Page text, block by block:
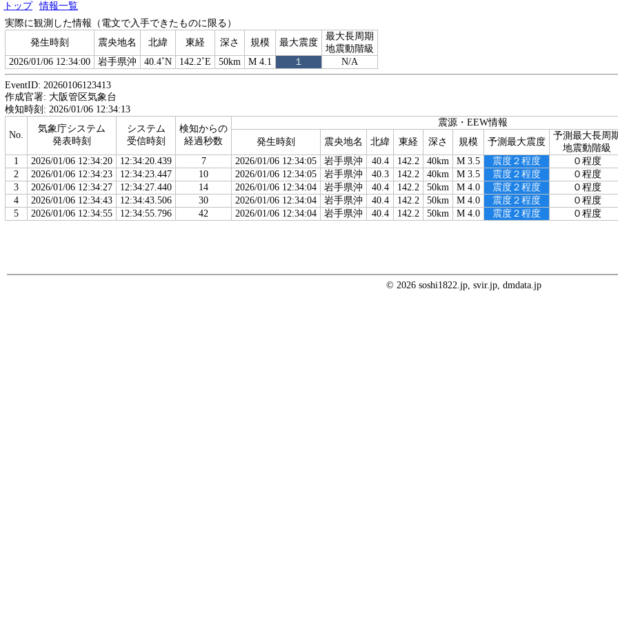
トップ
情報一覧
実際に観測した情報（電文で入手できたものに限る）
発生時刻
震央地名 北緯 東経 深さ 規模 最大震度
最大長周期
地震動階級
2026/01/06 12:34:00
岩手県沖 40.4˚N 142.2˚E 50km M 4.1 １ N/A
EventID: 20260106123413
作成官署: 大阪管区気象台
検知時刻: 2026/01/06 12:34:13
No.
気象庁システム
発表時刻
システム
受信時刻
検知からの
経過秒数
震源・EEW情報
発生時刻
震央地名 北緯 東経 深さ 規模 予測最大震度
予測最大長周
地震動階級
1
2026/01/06 12:34:20 12:34:20.439 7 2026/01/06 12:34:05 岩手県沖 40.4 142.2 40km M 3.5 震度２程度
０程度
2
2026/01/06 12:34:23 12:34:23.447 10 2026/01/06 12:34:05 岩手県沖 40.3 142.2 40km M 3.5 震度２程度
０程度
3
2026/01/06 12:34:27 12:34:27.440 14 2026/01/06 12:34:04 岩手県沖 40.4 142.2 50km M 4.0 震度２程度
０程度
4
2026/01/06 12:34:43 12:34:43.506 30 2026/01/06 12:34:04 岩手県沖 40.4 142.2 50km M 4.0 震度２程度
０程度
5
2026/01/06 12:34:55 12:34:55.796 42 2026/01/06 12:34:04 岩手県沖 40.4 142.2 50km M 4.0 震度２程度 ０程度
© 2026 soshi1822.jp, svir.jp, dmdata.jp